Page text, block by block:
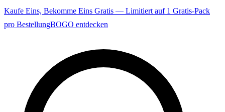
Kaufe Eins, Bekomme Eins Gratis — Limitiert auf 1 Gratis-Pack
pro BestellungBOGO entdecken